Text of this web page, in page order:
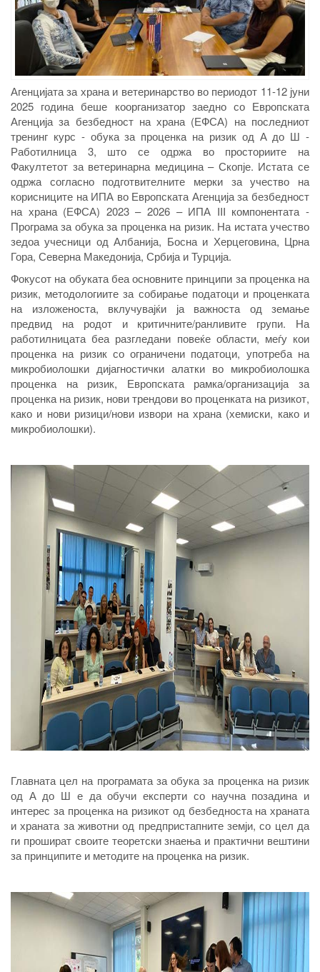
Агенцијата за храна и ветеринарство во периодот 11-12 јуни
2025 година беше коорганизатор заедно со Европската
Агенција за безбедност на храна (ЕФСА) на последниот
тренинг курс - обука за проценка на ризик од А до Ш -
Работилница 3, што се одржа во просториите на
Факултетот за ветеринарна медицина – Скопје. Истата се
одржа согласно подготвителните мерки за учество на
корисниците на ИПА во Европската Агенција за безбедност
на храна (ЕФСА) 2023 – 2026 – ИПА III компонентата -
Програма за обука за проценка на ризик. На истата учество
зедоа учесници од Албанија, Босна и Херцеговина, Црна
Гора, Северна Македонија, Србија и Турција.
Фокусот на обуката беа основните принципи за проценка на
ризик, методологиите за собирање податоци и проценката
на изложеноста, вклучувајќи ја важноста од земање
предвид на родот и критичните/ранливите групи. На
работилницата беа разгледани повеќе области, меѓу кои
проценка на ризик со ограничени податоци, употреба на
микробиолошки дијагностички алатки во микробиолошка
проценка на ризик, Европската рамка/организација за
проценка на ризик, нови трендови во проценката на ризикот,
како и нови ризици/нови извори на храна (хемиски, како и
микробиолошки).
Главната цел на програмата за обука за проценка на ризик
од А до Ш е да обучи експерти со научна позадина и
интерес за проценка на ризикот од безбедноста на храната
и храната за животни од предпристапните земји, со цел да
ги прошират своите теоретски знаења и практични вештини
за принципите и методите на проценка на ризик.